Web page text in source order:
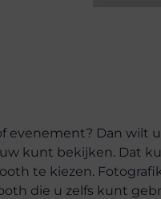
evenement? Dan wilt
kunt bekijken. Dat
te kiezen.
die u zelfs kunt